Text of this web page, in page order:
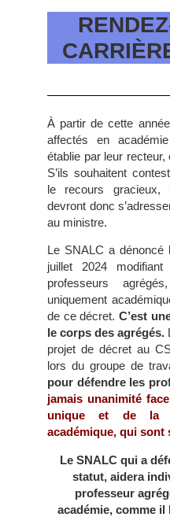
À partir de cette
affectés en
établie par leur
S’ils souhaitent
le recours gracieux,
devront donc
au ministre.
Le SNALC a dénoncé
juillet 2024
professeurs
uniquement
de ce décret.C’est
le corps des agrégés.
projet de décret au
lors du groupe de
pour défendre les
jamais unanimité
unique et de la
académique, qui sont
Le SNALC qui a
statut, aidera
professeur
académie, comme